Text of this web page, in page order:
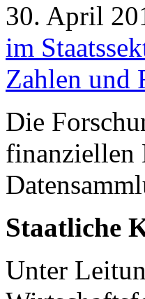
30. April
im
Zahlen und
Die
finanziellen
Staatliche
Unter